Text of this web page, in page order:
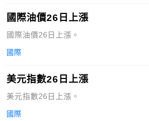
國際油價26日上漲
國際油價26日上漲。
國際
美元指數26日上漲
美元指數26日上漲。
國際